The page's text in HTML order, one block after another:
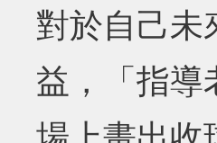
對於自己未
益，「指導